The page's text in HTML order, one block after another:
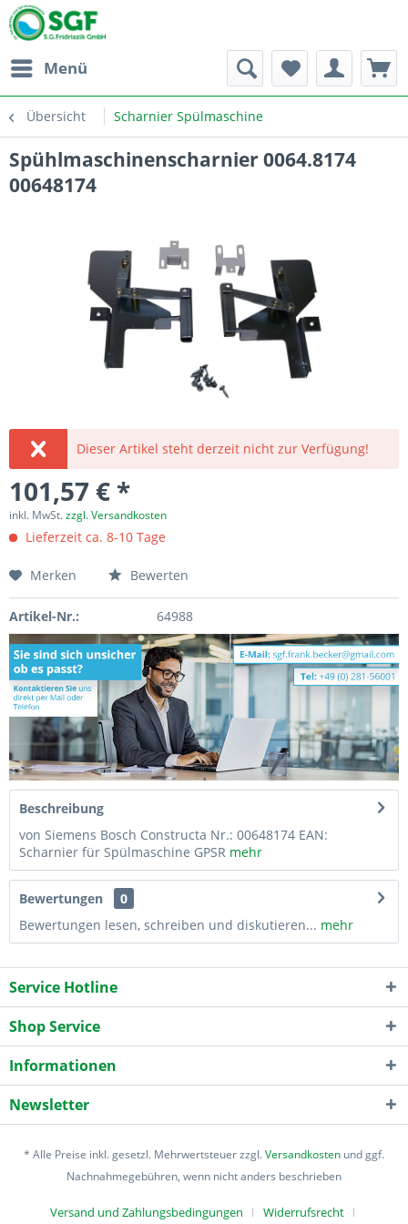
Menü
Übersicht Scharnier Spülmaschine
Spühlmaschinenscharnier 0064.8174
00648174
Dieser Artikel steht derzeit nicht zur Verfügung!
101,57 € *
inkl. MwSt.zzgl. Versandkosten
Lieferzeit ca. 8-10 Tage
Merken Bewerten
Artikel-Nr.: 64988
Beschreibung
von Siemens Bosch Constructa Nr.: 00648174 EAN:
Scharnier für Spülmaschine GPSR mehr
Bewertungen
0
Bewertungen lesen, schreiben und diskutieren... mehr
Service Hotline
Shop Service
Informationen
Newsletter
* Alle Preise inkl. gesetzl. Mehrwertsteuer zzgl.Versandkosten und ggf.
Nachnahmegebühren, wenn nicht anders beschrieben
Versand und Zahlungsbedingungen Widerrufsrecht